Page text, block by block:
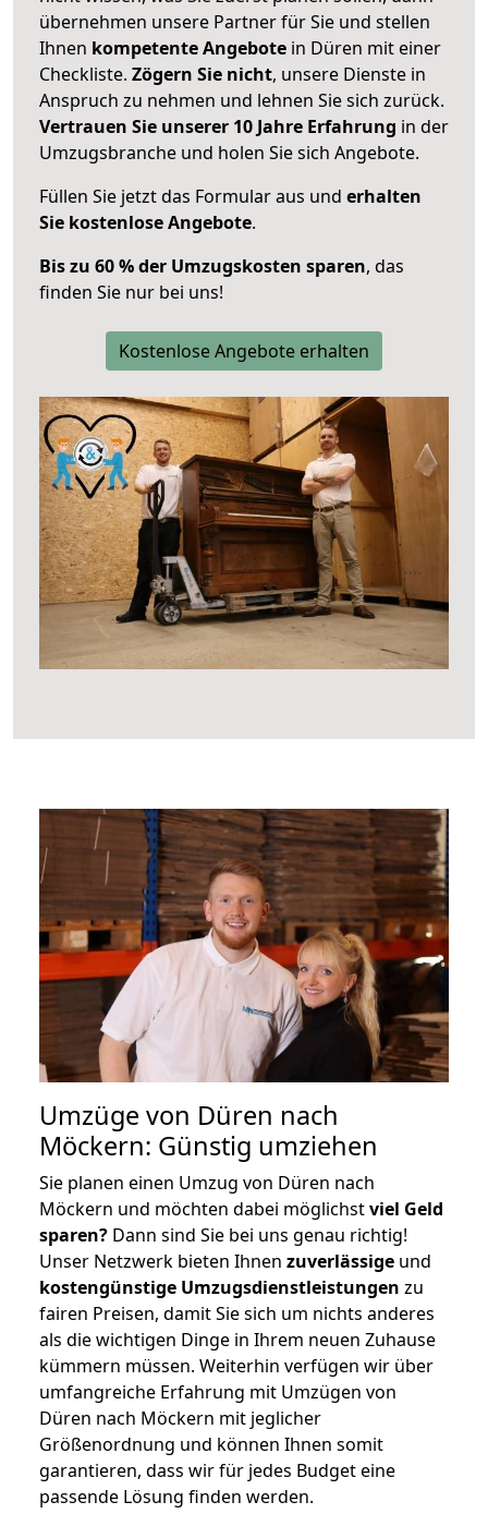
übernehmen unsere Partner für Sie und stellen
Ihnen kompetente Angebote in Düren mit einer
Checkliste. Zögern Sie nicht, unsere Dienste in
Anspruch zu nehmen und lehnen Sie sich zurück.
Vertrauen Sie unserer 10 Jahre Erfahrung in der
Umzugsbranche und holen Sie sich Angebote.
Füllen Sie jetzt das Formular aus und erhalten
Sie kostenlose Angebote.
Bis zu 60 % der Umzugskosten sparen, das
finden Sie nur bei uns!
Kostenlose Angebote erhalten
Umzüge von Düren nach
Möckern: Günstig umziehen
Sie planen einen Umzug von Düren nach
Möckern und möchten dabei möglichstviel Geld
sparen? Dann sind Sie bei uns genau richtig!
Unser Netzwerk bieten Ihnen zuverlässige und
kostengünstige Umzugsdienstleistungen zu
fairen Preisen, damit Sie sich um nichts anderes
als die wichtigen Dinge in Ihrem neuen Zuhause
kümmern müssen. Weiterhin verfügen wir über
umfangreiche Erfahrung mit Umzügen von
Düren nach Möckern mit jeglicher
Größenordnung und können Ihnen somit
garantieren, dass wir für jedes Budget eine
passende Lösung finden werden.